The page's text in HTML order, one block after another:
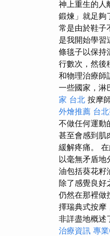
神上重生的人
鍛煉」就足夠
常是由於鞋子
是我開始學習
條毯子以保持
行數次，然後
和物理治療師
一些國家，淋
家 台北 按摩
外燴推薦 台
不做任何運動
甚至會感到肌
緩解疼痛。
以毫無矛盾地
油包括葵花籽
除了感覺良好
仍然在那裡做
擇瑞典式按摩
非詳盡地概述
治療資訊 專